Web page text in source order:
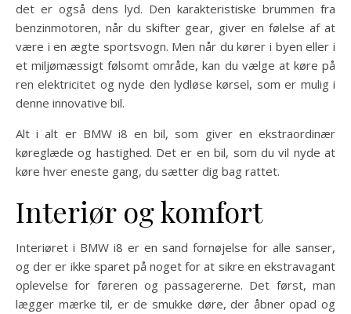
det er også dens lyd. Den karakteristiske brummen fra
benzinmotoren, når du skifter gear, giver en følelse af at
være i en ægte sportsvogn. Men når du kører i byen eller i
et miljømæssigt følsomt område, kan du vælge at køre på
ren elektricitet og nyde den lydløse kørsel, som er mulig i
denne innovative bil.
Alt i alt er BMW i8 en bil, som giver en ekstraordinær
køreglæde og hastighed. Det er en bil, som du vil nyde at
køre hver eneste gang, du sætter dig bag rattet.
Interiør og komfort
Interiøret i BMW i8 er en sand fornøjelse for alle sanser,
og der er ikke sparet på noget for at sikre en ekstravagant
oplevelse for føreren og passagererne. Det først, man
lægger mærke til, er de smukke døre, der åbner opad og